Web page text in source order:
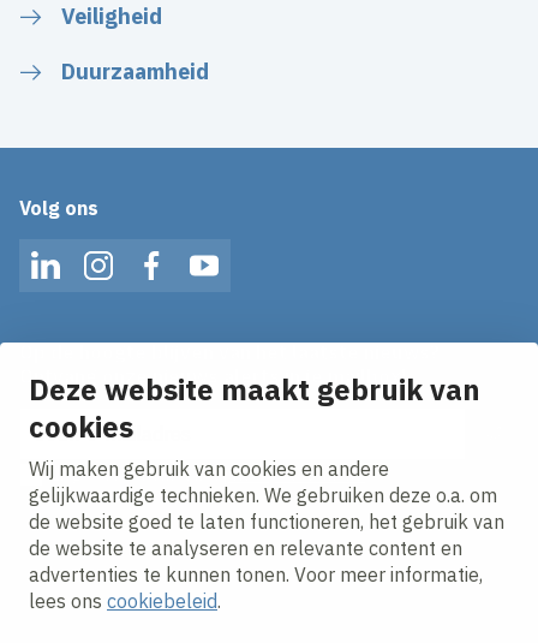
Deze website maakt gebruik van
cookies
Wij maken gebruik van cookies en andere
gelijkwaardige technieken. We gebruiken deze o.a. om
de website goed te laten functioneren, het gebruik van
de website te analyseren en relevante content en
advertenties te kunnen tonen. Voor meer informatie,
lees ons cookiebeleid.
Veiligheid
Duurzaamheid
Volg ons
LinkedInInstagramFacebookYouTube
Ontvang onze nieuws alerts in je mailbox!
E-mailadres
Ik ga akkoord met hetprivacy statement.